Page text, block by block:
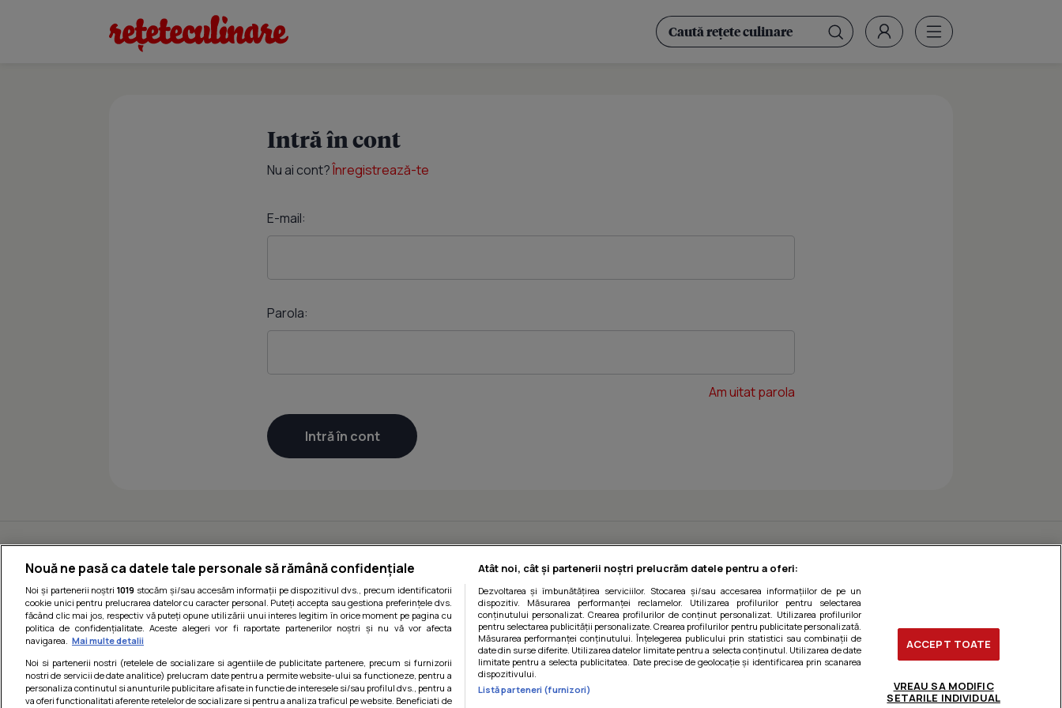
Intră în cont
Nu ai cont?Înregistrează-te
E-mail:
Parola:
Am uitat parola
Nouă ne pasă ca datele tale personale să rămână confidențiale
Noi și partenerii noștri1019 stocăm și/sau accesăm informații pe dispozitivul dvs., precum identificatorii
cookie unici pentru prelucrarea datelor cu caracter personal. Puteți accepta sau gestiona preferințele dvs.
făcând clic mai jos, respectiv vă puteți opune utilizării unui interes legitim în orice moment pe pagina cu
politica de confidențialitate. Aceste alegeri vor fi raportate partenerilor noștri și nu vă vor afecta
navigarea. Mai multe detalii
Noi si partenerii nostri (retelele de socializare si agentiile de publicitate partenere, precum si furnizorii
nostri de servicii de date analitice) prelucram date pentru a permite website-ului sa functioneze, pentru a
personaliza continutul si anunturile publicitare afisate in functie de interesele si/sau profilul dvs., pentru a
va oferi functionalitati aferente retelelor de socializare si pentru a analiza traficul pe website. Beneficiati de
Atât noi, cât și partenerii noștri prelucrăm datele pentru a oferi:
Dezvoltarea și îmbunătățirea serviciilor. Stocarea și/sau accesarea informațiilor de pe un
dispozitiv. Măsurarea performanței reclamelor. Utilizarea profilurilor pentru selectarea
conținutului personalizat. Crearea profilurilor de conținut personalizat. Utilizarea profilurilor
pentru selectarea publicității personalizate. Crearea profilurilor pentru publicitate personalizată.
Măsurarea performanței conținutului. Înțelegerea publicului prin statistici sau combinații de
date din surse diferite. Utilizarea datelor limitate pentru a selecta conținutul. Utilizarea de date
limitate pentru a selecta publicitatea. Date precise de geolocație și identificarea prin scanarea
dispozitivului.
Listă parteneri (furnizori)
ACCEPT TOATE
VREAU SA MODIFIC
SETARILE INDIVIDUAL